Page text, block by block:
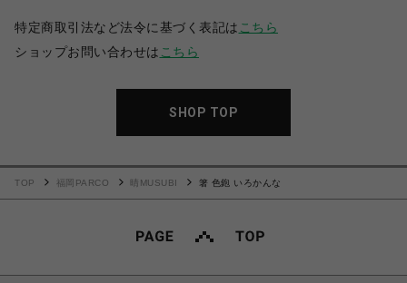
特定商取引法など法令に基づく表記は こちら
ショップお問い合わせは こちら
SHOP TOP
TOP 福岡PARCO 晴MUSUBI 箸 色鉋 いろかんな